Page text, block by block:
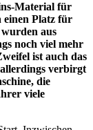
Material für
einen Platz für
aus
noch viel mehr
ist auch das
verbirgt
die
viele